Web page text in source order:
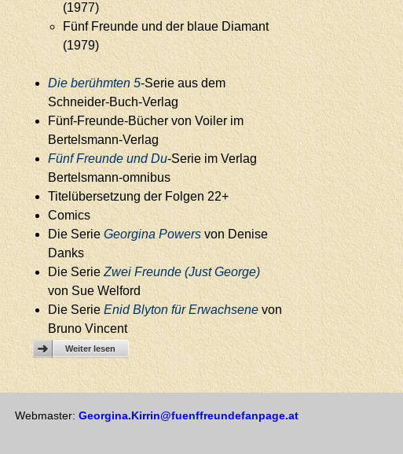
(1977)
Fünf Freunde und der blaue Diamant
(1979)
Die berühmten 5-Serie aus dem
Schneider-Buch-Verlag
Fünf-Freunde-Bücher von Voiler im
Bertelsmann-Verlag
Fünf Freunde und Du-Serie im Verlag
Bertelsmann-omnibus
Titelübersetzung der Folgen 22+
Comics
Die SerieGeorgina Powersvon Denise
Danks
Die SerieZwei Freunde (Just George)
von Sue Welford
Die SerieEnid Blyton für Erwachsenevon
Bruno Vincent
Weiter lesen
Webmaster: Georgina.Kirrin@fuenffreundefanpage.at